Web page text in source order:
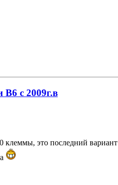
c 2009г.в
клеммы, это последний вариант